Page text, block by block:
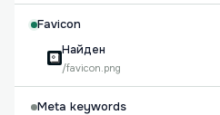
Favicon
Найден
/favicon.png
Meta keywords